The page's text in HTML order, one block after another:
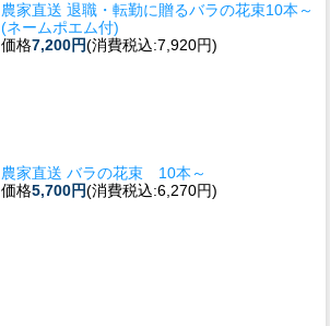
農家直送 退職・転勤に贈るバラの花束10本～
(ネームポエム付)
価格7,200円(消費税込:7,920円)
農家直送 バラの花束 10本～
価格5,700円(消費税込:6,270円)